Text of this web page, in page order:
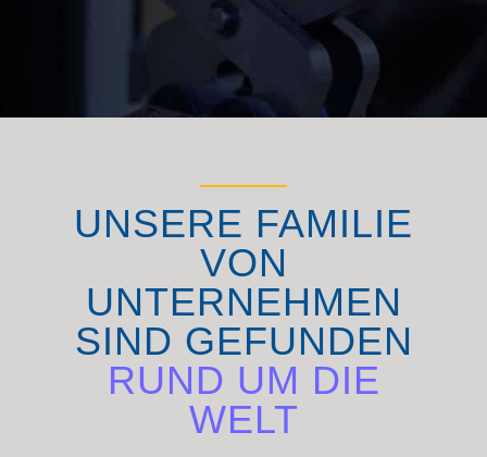
UNSERE FAMILIE
VON
UNTERNEHMEN
SIND GEFUNDEN
RUND UM DIE
WELT